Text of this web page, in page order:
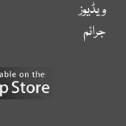
ویڈیوز
جرائم